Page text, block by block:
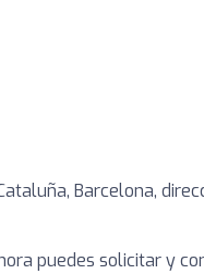
Barcelona,
puedes solicitar y